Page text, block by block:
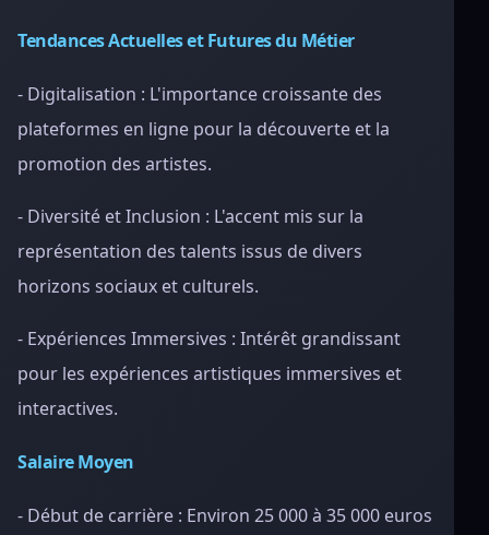
Tendances Actuelles et Futures du Métier
- Digitalisation : L'importance croissante des
plateformes en ligne pour la découverte et la
promotion des artistes.
- Diversité et Inclusion : L'accent mis sur la
représentation des talents issus de divers
horizons sociaux et culturels.
- Expériences Immersives : Intérêt grandissant
pour les expériences artistiques immersives et
interactives.
Salaire Moyen
- Début de carrière : Environ 25 000 à 35 000 euros